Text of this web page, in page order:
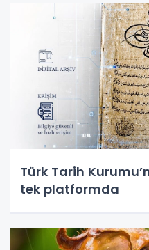
Türk Tarih
tek platformda